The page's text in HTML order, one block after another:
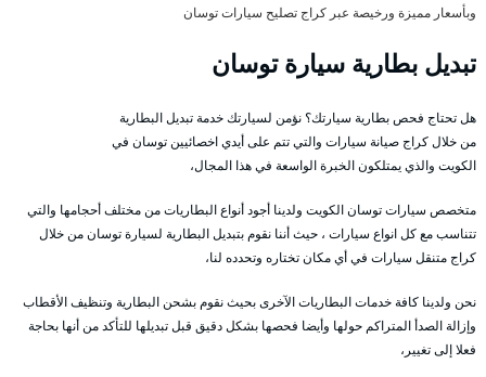
وبأسعار مميزة ورخيصة عبر كراج تصليح سيارات توسان
تبديل بطارية سيارة توسان
هل تحتاج فحص بطارية سيارتك؟ نؤمن لسيارتك خدمة تبديل البطارية
من خلال كراج صيانة سيارات والتي تتم على أيدي اخصائيين توسان في
الكويت والذي يمتلكون الخبرة الواسعة في هذا المجال،
متخصص سيارات توسان الكويت ولدينا أجود أنواع البطاريات من مختلف أحجامها والتي
تتناسب مع كل انواع سيارات ، حيث أننا نقوم بتبديل البطارية لسيارة توسان من خلال
كراج متنقل سيارات في أي مكان تختاره وتحدده لنا،
نحن ولدينا كافة خدمات البطاريات الآخرى بحيث نقوم بشحن البطارية وتنظيف الأقطاب
وإزالة الصدأ المتراكم حولها وأيضا فحصها بشكل دقيق قبل تبديلها للتأكد من أنها بحاجة
فعلا إلى تغيير،